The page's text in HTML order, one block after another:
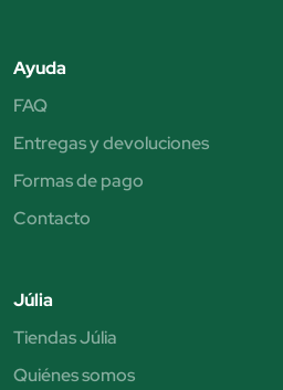
Ayuda
FAQ
Entregas y devoluciones
Formas de pago
Contacto
Júlia
Tiendas Júlia
Quiénes somos